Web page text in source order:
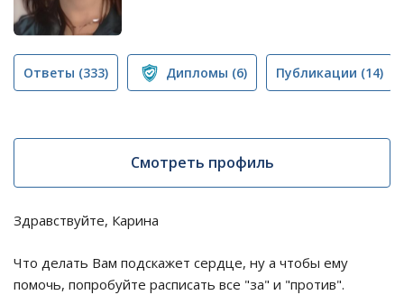
Ответы (333) Дипломы (6) Публикации (14)
Смотреть профиль
Здравствуйте, Карина
Что делать Вам подскажет сердце, ну а чтобы ему
помочь, попробуйте расписать все "за" и "против".